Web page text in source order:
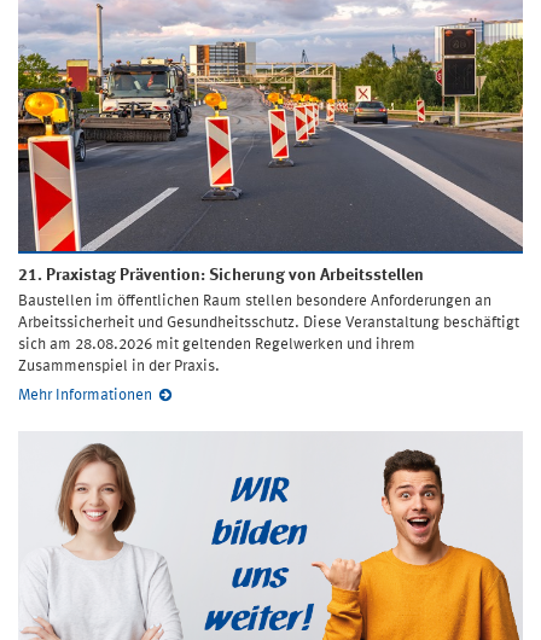
21. Praxistag Prävention: Sicherung von Arbeitsstellen
Baustellen im öffentlichen Raum stellen besondere Anforderungen an
Arbeitssicherheit und Gesundheitsschutz. Diese Veranstaltung beschäftigt
sich am 28.08.2026 mit geltenden Regelwerken und ihrem
Zusammenspiel in der Praxis.
Mehr Informationen